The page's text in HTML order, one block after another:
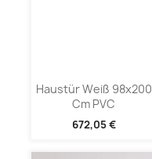
Haustür Weiß 98x200
Cm PVC
672,05 €